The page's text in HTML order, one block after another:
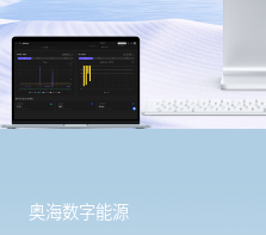
奥海数字能源